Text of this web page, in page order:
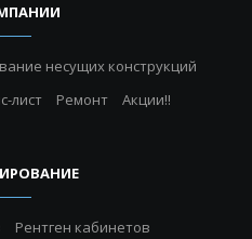
несущих конструкций
лист Ремонт Акции!!
Рентген кабинетов